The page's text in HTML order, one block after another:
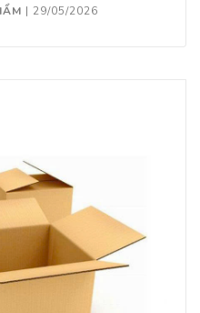
| 29/05/2026